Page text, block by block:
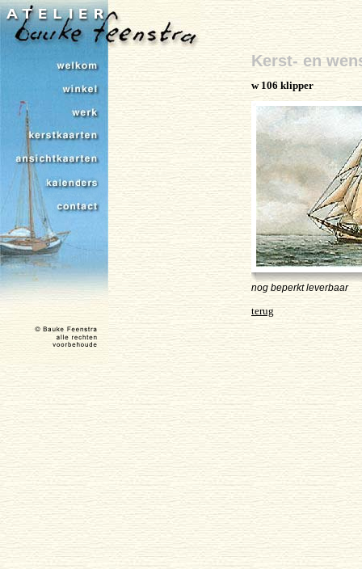
Kerst- en
w 106 klipper
nog beperkt leverbaar
terug